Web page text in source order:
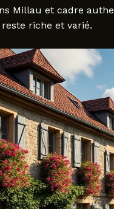
Millau et cadre
riche et varié.